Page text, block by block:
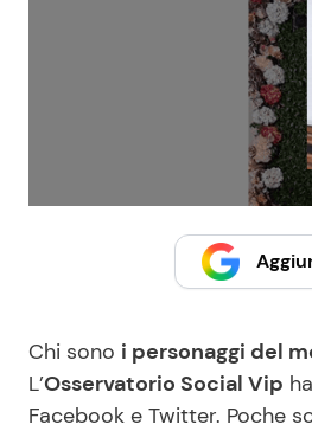
Chi sono i personaggi del
L’Osservatorio Social Vip
Facebook e Twitter. Poche